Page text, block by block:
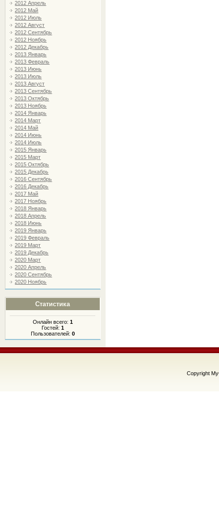
2012 Апрель
2012 Май
2012 Июль
2012 Август
2012 Сентябрь
2012 Ноябрь
2012 Декабрь
2013 Январь
2013 Февраль
2013 Июнь
2013 Июль
2013 Август
2013 Сентябрь
2013 Октябрь
2013 Ноябрь
2014 Январь
2014 Март
2014 Май
2014 Июнь
2014 Июль
2015 Январь
2015 Март
2015 Октябрь
2015 Декабрь
2016 Сентябрь
2016 Декабрь
2017 Май
2017 Ноябрь
2018 Январь
2018 Апрель
2018 Июнь
2019 Январь
2019 Февраль
2019 Март
2019 Декабрь
2020 Март
2020 Апрель
2020 Сентябрь
2020 Ноябрь
Статистика
Онлайн всего: 1
Гостей: 1
Пользователей: 0
Copyright